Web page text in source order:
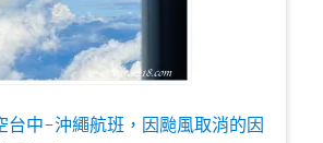
台中-沖繩航班，因颱風取消的因